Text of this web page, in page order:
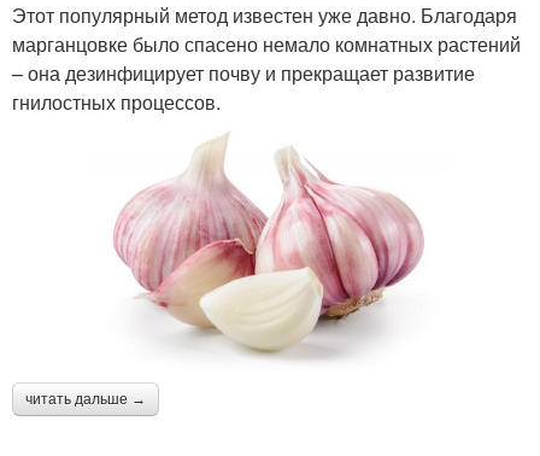
Этот популярный метод известен уже давно. Благодаря
марганцовке было спасено немало комнатных растений
– она дезинфицирует почву и прекращает развитие
гнилостных процессов.
читать дальше →